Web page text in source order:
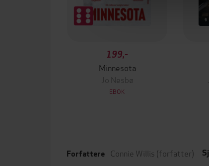
199,-
Minnesota
Jo Nesbø
EBOK
Forfattere Connie Willis (forfatter)